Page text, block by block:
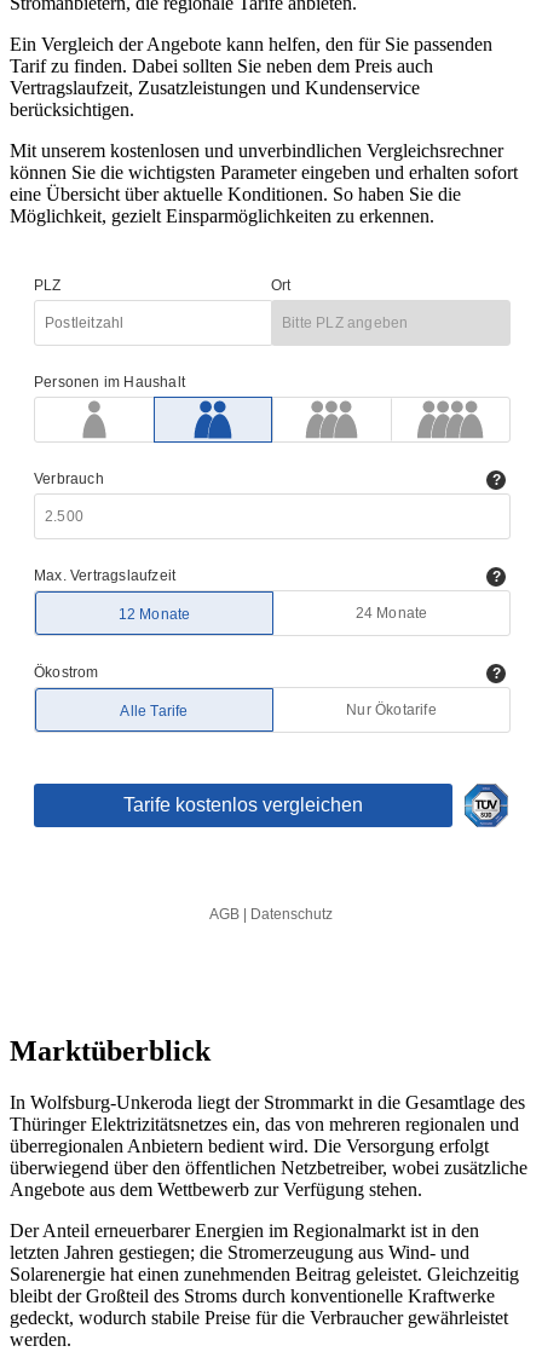
Ein Vergleich der Angebote kann helfen, den für Sie passenden
Tarif zu finden. Dabei sollten Sie neben dem Preis auch
Vertragslaufzeit, Zusatzleistungen und Kundenservice
berücksichtigen.
Mit unserem kostenlosen und unverbindlichen Vergleichsrechner
können Sie die wichtigsten Parameter eingeben und erhalten sofort
eine Übersicht über aktuelle Konditionen. So haben Sie die
Möglichkeit, gezielt Einsparmöglichkeiten zu erkennen.
Marktüberblick
In Wolfsburg-Unkeroda liegt der Strommarkt in die Gesamtlage des
Thüringer Elektrizitätsnetzes ein, das von mehreren regionalen und
überregionalen Anbietern bedient wird. Die Versorgung erfolgt
überwiegend über den öffentlichen Netzbetreiber, wobei zusätzliche
Angebote aus dem Wettbewerb zur Verfügung stehen.
Der Anteil erneuerbarer Energien im Regionalmarkt ist in den
letzten Jahren gestiegen; die Stromerzeugung aus Wind- und
Solarenergie hat einen zunehmenden Beitrag geleistet. Gleichzeitig
bleibt der Großteil des Stroms durch konventionelle Kraftwerke
gedeckt, wodurch stabile Preise für die Verbraucher gewährleistet
werden.